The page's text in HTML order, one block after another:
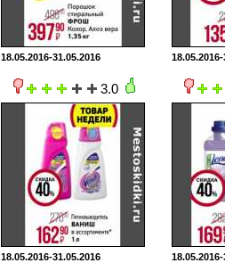
18.05.2016-31.05.2016
3.0
18.05.2016-31.05.2016